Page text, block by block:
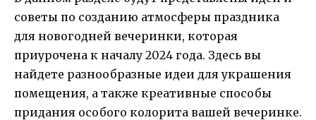
советы по созданию атмосферы праздника
для новогодней вечеринки, которая
приурочена к началу 2024 года. Здесь вы
найдете разнообразные идеи для украшения
помещения, а также креативные способы
придания особого колорита вашей вечеринке.